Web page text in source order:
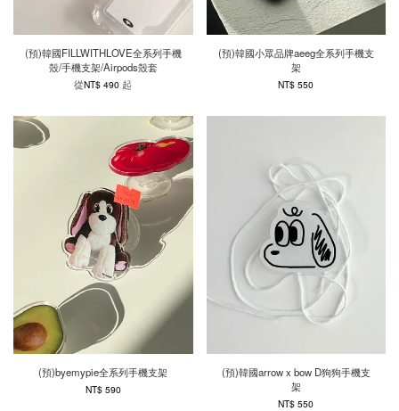
(預)韓國FILLWITHLOVE全系列手機
殼/手機支架/Airpods殼套
從NT$ 490起
(預)韓國小眾品牌aeeg全系列手機支
架
NT$ 550
(預)byemypie全系列手機支架
NT$ 590
(預)韓國arrow x bow D狗狗手機支
架
NT$ 550